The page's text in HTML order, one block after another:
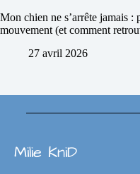
Mon chien ne s’arrête jamais
mouvement (et comment
27 avril 2026
Milie KniD